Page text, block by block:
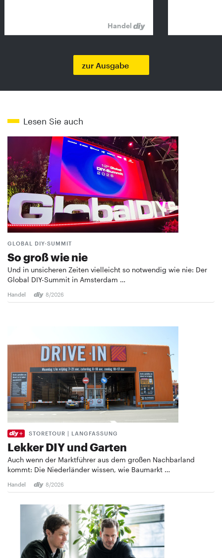
Handel
zur Ausgabe
Lesen Sie auch
GLOBAL DIY-SUMMIT
So groß wie nie
Und in unsicheren Zeiten vielleicht so notwendig wie nie: Der
Global DIY-Summit in Amsterdam …
Handel 8/2026
STORETOUR | LANGFASSUNG
Lekker DIY und Garten
Auch wenn der Marktführer aus dem großen Nachbarland
kommt: Die Niederländer wissen, wie Baumarkt …
Handel 8/2026